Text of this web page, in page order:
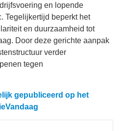
en lopende
Tegelijkertijd beperkt het
en duurzaamheid tot
Door deze gerichte aanpak
verder
tegen
gepubliceerd op het